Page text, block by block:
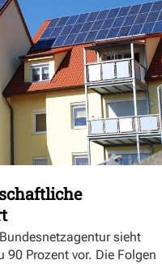
sieht
Prozent vor. Die Folgen